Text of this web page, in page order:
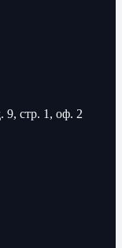
9, стр. 1, оф. 2